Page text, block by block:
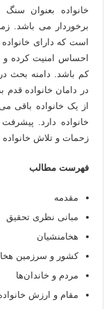
خانواده بعنوان
برخوردار می باشد.
است که دارای
احساس امنیت کرده
کم باشد. دامنه بحث
در دامان خانواده
از یک خانواده باقی
خانواده دارد.
زحمات و تلاش
فهرست مطالب
مقدمه
مبانی نظری تحقیق
هخامنشیان
کشور و سرزمین
مردم و خاندان‌ها
مقام و ارزش